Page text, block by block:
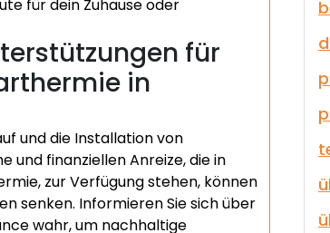
für dein Zuhause oder
für
in
und die Installation von
und finanziellen Anreize, die in
zur Verfügung stehen, können
senken. Informieren Sie sich über
wahr, um nachhaltige